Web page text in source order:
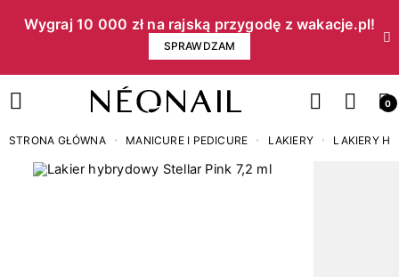
Wygraj 10 000 zł na rajską przygodę z wakacje.pl!​
SPRAWDZAM
0
STRONA GŁÓWNA MANICURE I PEDICURE LAKIERY LAKIERY